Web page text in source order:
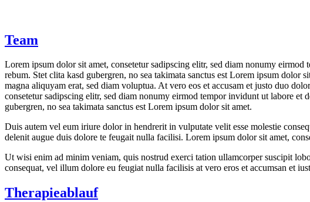
Team
Lorem ipsum dolor sit amet, consetetur sadipscing elitr, sed diam nonumy
rebum. Stet clita kasd gubergren, no sea takimata sanctus est Lorem ipsum
magna aliquyam erat, sed diam voluptua. At vero eos et accusam et justo duo
consetetur sadipscing elitr, sed diam nonumy eirmod tempor invidunt ut labore et
gubergren, no sea takimata sanctus est Lorem ipsum dolor sit amet.
Duis autem vel eum iriure dolor in hendrerit in vulputate velit esse molestie
delenit augue duis dolore te feugait nulla facilisi. Lorem ipsum dolor sit amet,
Ut wisi enim ad minim veniam, quis nostrud exerci tation ullamcorper suscipit
consequat, vel illum dolore eu feugiat nulla facilisis at vero eros et accumsan et
Therapieablauf